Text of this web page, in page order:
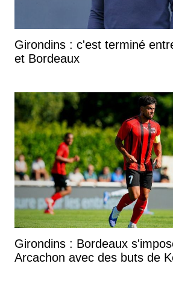
Girondins : c'est terminé
et Bordeaux
Girondins : Bordeaux
Arcachon avec des buts de